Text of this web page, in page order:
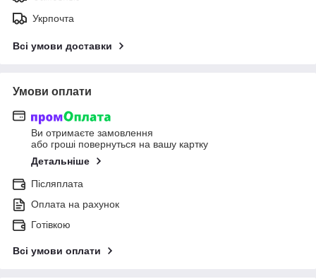
Укрпочта
Всі умови доставки
Умови оплати
Ви отримаєте замовлення
або гроші повернуться на вашу картку
Детальніше
Післяплата
Оплата на рахунок
Готівкою
Всі умови оплати